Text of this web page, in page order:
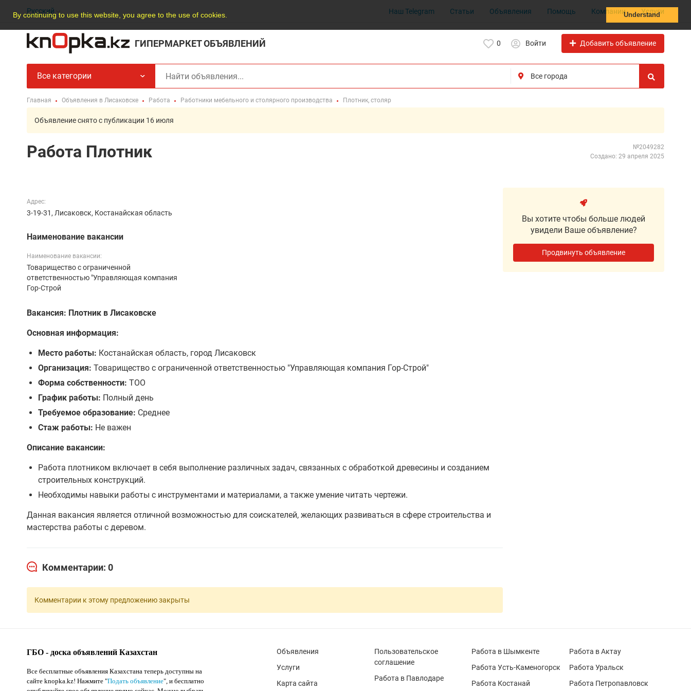
By continuing to use this website, you agree to the use of cookies. Understand
Русский Наш Telegram Статьи Объявления Помощь Компании Услуги
ГИПЕРМАРКЕТ ОБЪЯВЛЕНИЙ 0 Войти Добавить объявление
Все категории
Главная Объявления в Лисаковске Работа Работники мебельного и столярного производства Плотник, столяр
Объявление снято с публикации 16 июля
Работа Плотник
№2049282
Создано: 29 апреля 2025
Адрес:
3-19-31, Лисаковск, Костанайская область
Наименование вакансии
Наименование вакансии:
Товарищество с ограниченной
ответственностью "Управляющая компания
Гор-Строй
Вакансия: Плотник в Лисаковске
Основная информация:
Место работы: Костанайская область, город Лисаковск
Организация: Товарищество с ограниченной ответственностью "Управляющая компания Гор-Строй"
Форма собственности: ТОО
График работы: Полный день
Требуемое образование: Среднее
Стаж работы: Не важен
Описание вакансии:
Работа плотником включает в себя выполнение различных задач, связанных с обработкой древесины и созданием
строительных конструкций.
Необходимы навыки работы с инструментами и материалами, а также умение читать чертежи.
Данная вакансия является отличной возможностью для соискателей, желающих развиваться в сфере строительства и
мастерства работы с деревом.
Комментарии: 0
Комментарии к этому предложению закрыты
Вы хотите чтобы больше людей
увидели Ваше объявление?
Продвинуть объявление
ГБО - доска объявлений Казахстан
Все бесплатные объявления Казахстана теперь доступны на
сайте knopka.kz! Нажмите "Подать объявление", и бесплатно
Объявления
Услуги
Карта сайта
Пользовательское
соглашение
Работа в Павлодаре
Работа в Шымкенте
Работа Усть-Каменогорск
Работа Костанай
Работа в Актау
Работа Уральск
Работа Петропавловск